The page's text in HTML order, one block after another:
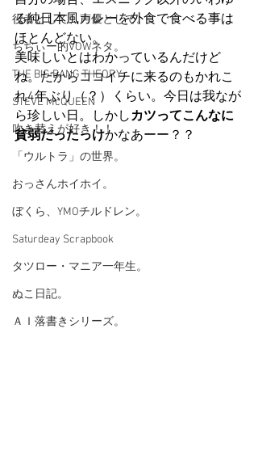
役者として、声優として。
ちぢぃー的VOWネタ。
THE BIG BANG THEORY
STEVE McQUEEN
吹き替えが好き！！
「ウルトラ」の世界。
おっさんホイホイ。
ぼくら、YMOチルドレン。
Saturdeay Scrapbook
タツロー・マニア一年生。
ぬこ日記。
ＡＩ落書きシリーズ。
る純日本風カレーを外食で食べる事は
ほとんどない。
美味しいとはわかっているんだけど
ね。だからココイチに来るのもかれこ
れ4年ぶり（？）くらい。今日は我なが
ら珍しい日。しかしカツってこんなに
貧弱だったっけかなあーー？？